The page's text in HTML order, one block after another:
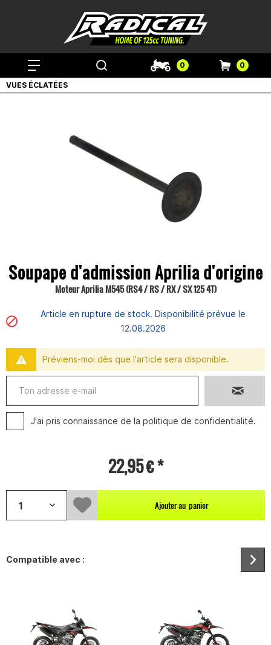
0 0
VUES ÉCLATÉES
Soupape d'admission Aprilia d'origine
Moteur Aprilia M545 (RS4 / RS / RX / SX 125 4T)
Article en rupture de stock. Disponibilité prévue le
12.08.2026
Préviens-moi dès que l'article sera disponible.
J'ai pris connaissance de la politique de confidentialité.
22,95 € *
Ajouter au panier
Compatible avec :